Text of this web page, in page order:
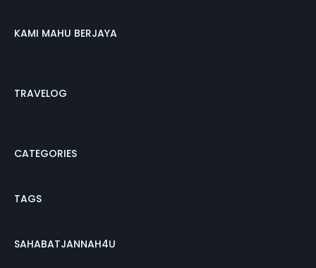
KAMI MAHU BERJAYA
TRAVELOG
CATEGORIES
TAGS
SAHABATJANNAH4U